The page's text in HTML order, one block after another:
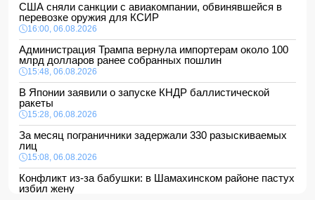
США сняли санкции с авиакомпании, обвинявшейся в
перевозке оружия для КСИР
16:00, 06.08.2026
Администрация Трампа вернула импортерам около 100
млрд долларов ранее собранных пошлин
15:48, 06.08.2026
В Японии заявили о запуске КНДР баллистической
ракеты
15:28, 06.08.2026
За месяц пограничники задержали 330 разыскиваемых
лиц
15:08, 06.08.2026
Конфликт из-за бабушки: в Шамахинском районе пастух
избил жену